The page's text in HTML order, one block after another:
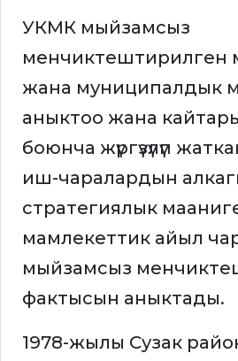
УКМК мыйзамсыз
менчиктештирилген
жана муниципалдык
аныктоо жана
боюнча жүргүзүлүп
иш-чаралардын
стратегиялык
мамлекеттик айыл
мыйзамсыз
фактысын аныктады.
1978-жылы Сузак